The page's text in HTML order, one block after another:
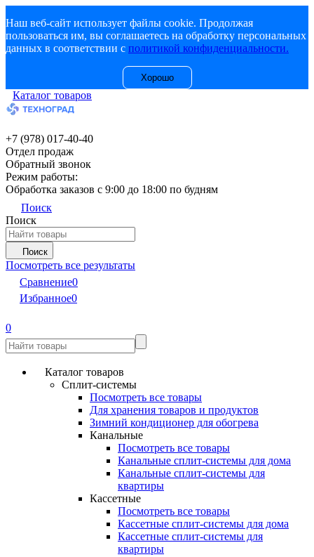
Наш веб-сайт использует файлы cookie. Продолжая
пользоваться им, вы соглашаетесь на обработку персональных
данных в соответствии с политикой конфиденциальности.
Хорошо
Каталог товаров
+7 (978) 017-40-40
Отдел продаж
Обратный звонок
Режим работы:
Обработка заказов с 9:00 до 18:00 по будням
Поиск
Поиск
Поиск
Посмотреть все результаты
Сравнение0
Избранное0
0
Каталог товаров
Сплит-системы
Посмотреть все товары
Для хранения товаров и продуктов
Зимний кондиционер для обогрева
Канальные
Посмотреть все товары
Канальные сплит-системы для дома
Канальные сплит-системы для
квартиры
Кассетные
Посмотреть все товары
Кассетные сплит-системы для дома
Кассетные сплит-системы для
квартиры